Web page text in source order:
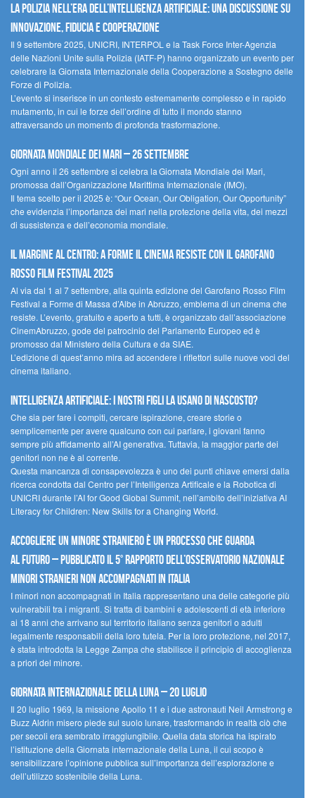
La polizia nell’era dell’Intelligenza Artificiale: una discussione su
innovazione, fiducia e cooperazione
Il 9 settembre 2025, UNICRI, INTERPOL e la Task Force Inter-Agenzia
delle Nazioni Unite sulla Polizia (IATF-P) hanno organizzato un evento per
celebrare la Giornata Internazionale della Cooperazione a Sostegno delle
Forze di Polizia.
L’evento si inserisce in un contesto estremamente complesso e in rapido
mutamento, in cui le forze dell’ordine di tutto il mondo stanno
attraversando un momento di profonda trasformazione.
Giornata Mondiale dei Mari – 26 settembre
Ogni anno il 26 settembre si celebra la Giornata Mondiale dei Mari,
promossa dall’Organizzazione Marittima Internazionale (IMO).
Il tema scelto per il 2025 è: “Our Ocean, Our Obligation, Our Opportunity”
che evidenzia l’importanza dei mari nella protezione della vita, dei mezzi
di sussistenza e dell’economia mondiale.
Il margine al centro: a Forme il cinema resiste con il Garofano
Rosso Film Festival 2025
Al via dal 1 al 7 settembre, alla quinta edizione del Garofano Rosso Film
Festival a Forme di Massa d’Albe in Abruzzo, emblema di un cinema che
resiste. L’evento, gratuito e aperto a tutti, è organizzato dall’associazione
CinemAbruzzo, gode del patrocinio del Parlamento Europeo ed è
promosso dal Ministero della Cultura e da SIAE.
L’edizione di quest’anno mira ad accendere i riflettori sulle nuove voci del
cinema italiano.
Intelligenza artificiale: i nostri figli la usano di nascosto?
Che sia per fare i compiti, cercare ispirazione, creare storie o
semplicemente per avere qualcuno con cui parlare, i giovani fanno
sempre più affidamento all’AI generativa. Tuttavia, la maggior parte dei
genitori non ne è al corrente.
Questa mancanza di consapevolezza è uno dei punti chiave emersi dalla
ricerca condotta dal Centro per l’Intelligenza Artificale e la Robotica di
UNICRI durante l’AI for Good Global Summit, nell’ambito dell’iniziativa AI
Literacy for Children: New Skills for a Changing World.
Accogliere un minore straniero è un processo che guarda
al futuro – Pubblicato il 5° rapporto dell’Osservatorio Nazionale
Minori Stranieri Non Accompagnati in Italia
I minori non accompagnati in Italia rappresentano una delle categorie più
vulnerabili tra i migranti. Si tratta di bambini e adolescenti di età inferiore
ai 18 anni che arrivano sul territorio italiano senza genitori o adulti
legalmente responsabili della loro tutela. Per la loro protezione, nel 2017,
è stata introdotta la Legge Zampa che stabilisce il principio di accoglienza
a priori del minore.
Giornata Internazionale della Luna – 20 luglio
Il 20 luglio 1969, la missione Apollo 11 e i due astronauti Neil Armstrong e
Buzz Aldrin misero piede sul suolo lunare, trasformando in realtà ciò che
per secoli era sembrato irraggiungibile. Quella data storica ha ispirato
l’istituzione della Giornata internazionale della Luna, il cui scopo è
sensibilizzare l’opinione pubblica sull’importanza dell’esplorazione e
dell’utilizzo sostenibile della Luna.